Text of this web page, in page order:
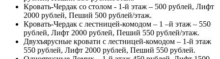
Кровать-Чердак со столом - 1-й этаж – 500 рублей, Лифт
2000 рублей, Пеший 500 рублей/этаж.
Кровать-Чердак с лестницей-комодом – 1 –й этаж – 550
рублей, Лифт 2000 рублей, Пеший 550 рублей/этаж.
Двухъярусные кровати с лестницей-комодом – 1-й этаж
550 рублей, Лифт 2000 рублей, Пеший 550 рублей.